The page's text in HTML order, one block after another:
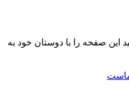
این صفحه را با دوستان خود به